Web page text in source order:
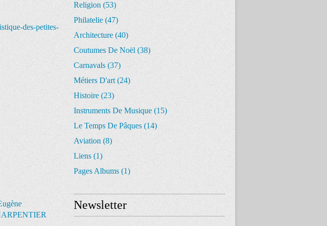
des-petites-
Religion(53)
Philatelie(47)
Architecture(40)
Coutumes De Noël(38)
Carnavals(37)
Métiers D'art(24)
Histoire(23)
Instruments De Musique(15)
Le Temps De Pâques(14)
Aviation(8)
Liens(1)
Pages Albums(1)
Newsletter